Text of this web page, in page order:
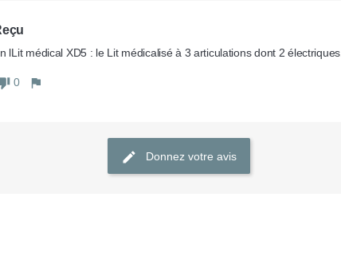
lLit médical XD5 : le Lit médicalisé à 3 articulations dont 2 électriques.
0
Donnez votre avis